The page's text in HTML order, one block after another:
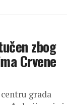
zbog
Crvene
grada